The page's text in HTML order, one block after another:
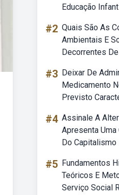
Educação
#2 Quais São As
Ambientais E
Decorrentes
#3 Deixar De
Medicamento
Previsto
#4 Assinale A
Apresenta
Do Capitalismo
#5 Fundamentos
Teóricos E
Serviço Social